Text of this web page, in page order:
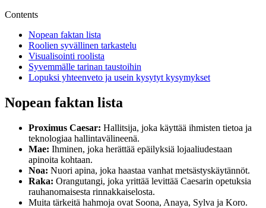
Contents
Nopean faktan lista
Roolien syvällinen tarkastelu
Visualisointi roolista
Syvemmälle tarinan taustoihin
Lopuksi yhteenveto ja usein kysytyt kysymykset
Nopean faktan lista
Proximus Caesar: Hallitsija, joka käyttää ihmisten tietoa ja
teknologiaa hallintavälineenä.
Mae: Ihminen, joka herättää epäilyksiä lojaaliudestaan
apinoita kohtaan.
Noa: Nuori apina, joka haastaa vanhat metsästyskäytännöt.
Raka: Orangutangi, joka yrittää levittää Caesarin opetuksia
rauhanomaisesta rinnakkaiselosta.
Muita tärkeitä hahmoja ovat Soona, Anaya, Sylva ja Koro.